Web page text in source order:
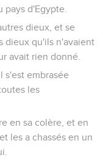
d'Egypte.
dieux, et se
dieux qu'ils n'avaient
avait rien donné.
s'est embrasée
les
en sa colère, et en
les a chassés en un